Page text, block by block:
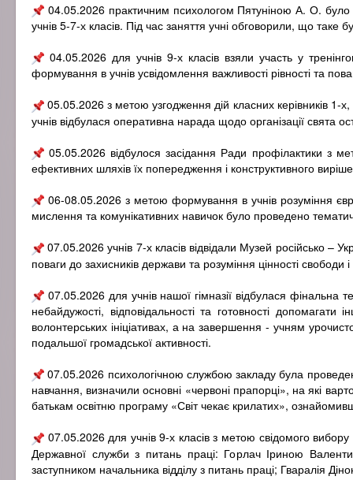
04.05.2026 практичним психологом Пятуніною А. О.
учнів 5-7-х класів. Під час заняття учні обговорили, що
04.05.2026 для учнів 9-х класів взяли участь у
формування в учнів усвідомлення важливості рівності та
05.05.2026 з метою узгодження дій класних керівників 1-
учнів відбулася оперативна нарада щодо організації свята
05.05.2026 відбулося засідання Ради профілактики з
ефективних шляхів їх попередження і конструктивного
06-08.05.2026 з метою формування в учнів розуміння
мислення та комунікативних навичок було проведено
07.05.2026 учнів 7-х класів відвідали Музей російсько –
поваги до захисників держави та розуміння цінності свободи
07.05.2026 для учнів нашої гімназії відбулася фінальна
небайдужості, відповідальності та готовності
волонтерських ініціативах, а на завершення - учням
подальшої громадської активності.
07.05.2026 психологічною службою закладу була
навчання, визначили основні «червоні прапорці», на які
батькам освітню програму «Світ чекає крилатих»,
07.05.2026 для учнів 9-х класів з метою свідомого
Державної служби з питань праці: Горлач Іриною
заступником начальника відділу з питань праці; Гваралія